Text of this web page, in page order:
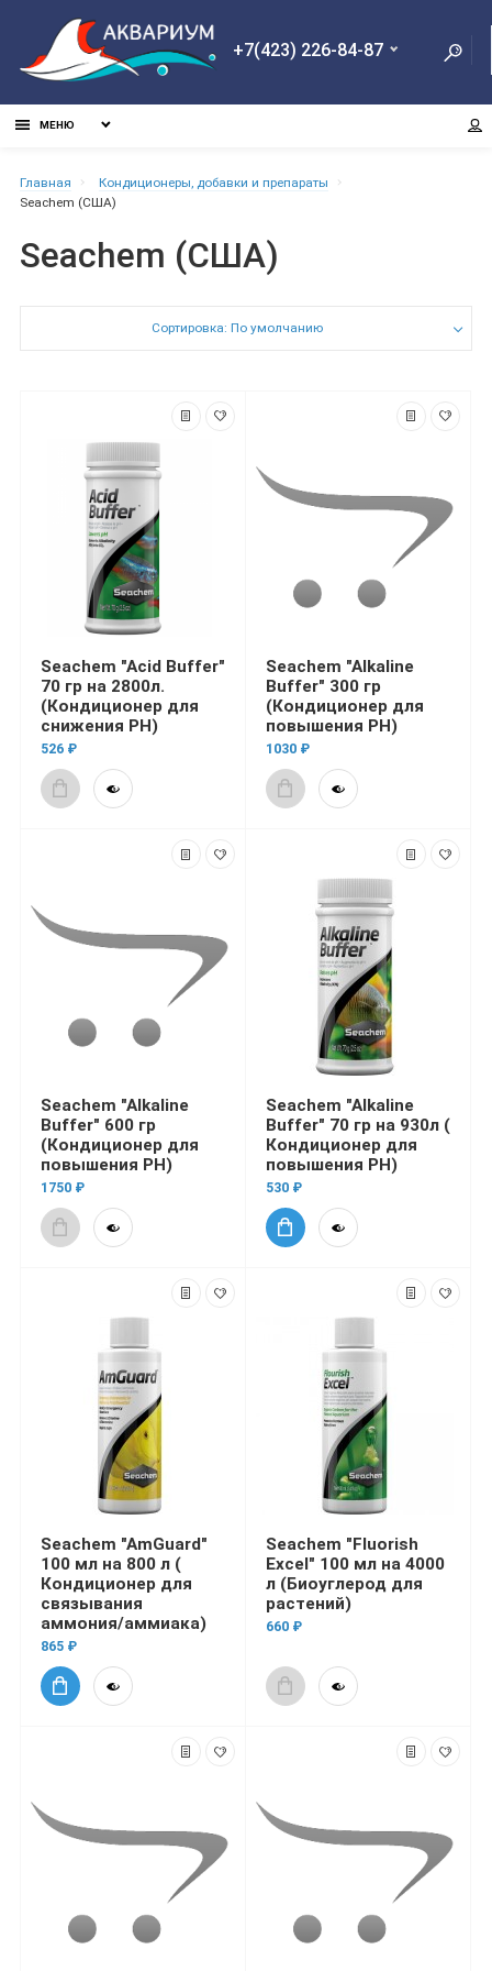
+7(423) 226-84-87
МЕНЮ
Главная
Кондиционеры, добавки и препараты
Seachem (США)
Seachem (США)
Сортировка: По умолчанию
Seachem "Acid Buffer"
70 гр на 2800л.
(Кондиционер для
снижения PH)
526 ₽
Seachem "Alkaline
Buffer" 300 гр
(Кондиционер для
повышения PH)
1030 ₽
Seachem "Alkaline
Buffer" 600 гр
(Кондиционер для
повышения PH)
1750 ₽
Seachem "Alkaline
Buffer" 70 гр на 930л (
Кондиционер для
повышения PH)
530 ₽
Seachem "AmGuard"
100 мл на 800 л (
Кондиционер для
связывания
аммония/аммиака)
865 ₽
Seachem "Fluorish
Excel" 100 мл на 4000
л (Биоуглерод для
растений)
660 ₽